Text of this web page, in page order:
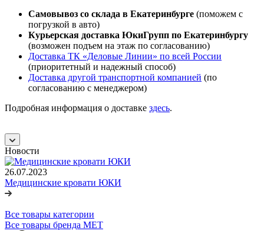
Самовывоз со склада в Екатеринбурге (поможем с
погрузкой в авто)
Курьерская доставка ЮкиГрупп по Екатеринбургу
(возможен подъем на этаж по согласованию)
Доставка ТК «Деловые Линии» по всей России
(приоритетный и надежный способ)
Доставка другой транспортной компанией (по
согласованию с менеджером)
Подробная информация о доставке здесь.
Новости
26.07.2023
Медицинские кровати ЮКИ
Все товары категории
Все товары бренда МЕТ